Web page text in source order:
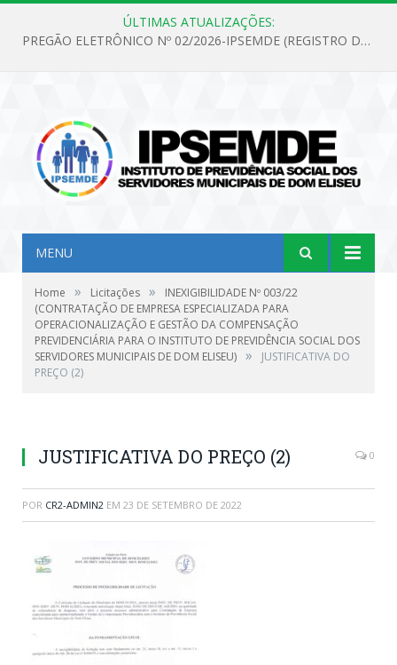
ÚLTIMAS ATUALIZAÇÕES:
PREGÃO ELETRÔNICO Nº 02/2026-IPSEMDE (REGISTRO DE PREÇOS PARA FUTURA E EVENTUAL AQUISIÇÃO DE MATERIAL DE LIMPEZA E GÊNEROS ALIMENTÍCIOS PARA ATENDER AS NECESSIDADES DO INSTITUTO DE PREVIDÊNCIA SOCIAL DOS SERVIDORES MUNICIPAIS DE DOM ELISEU.)
MENU
Home » Licitações »
INEXIGIBILIDADE Nº 003/22
(CONTRATAÇÃO DE EMPRESA ESPECIALIZADA PARA
OPERACIONALIZAÇÃO E GESTÃO DA COMPENSAÇÃO
PREVIDENCIÁRIA PARA O INSTITUTO DE PREVIDÊNCIA SOCIAL DOS
SERVIDORES MUNICIPAIS DE DOM ELISEU) »
JUSTIFICATIVA DO
PREÇO (2)
JUSTIFICATIVA DO PREÇO (2) 0
POR CR2-ADMIN2 EM 23 DE SETEMBRO DE 2022